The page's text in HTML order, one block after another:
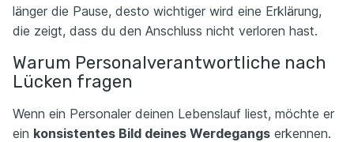
länger die Pause, desto wichtiger wird eine Erklärung,
die zeigt, dass du den Anschluss nicht verloren hast.
Warum Personalverantwortliche nach
Lücken fragen
Wenn ein Personaler deinen Lebenslauf liest, möchte er
ein konsistentes Bild deines Werdegangs erkennen.